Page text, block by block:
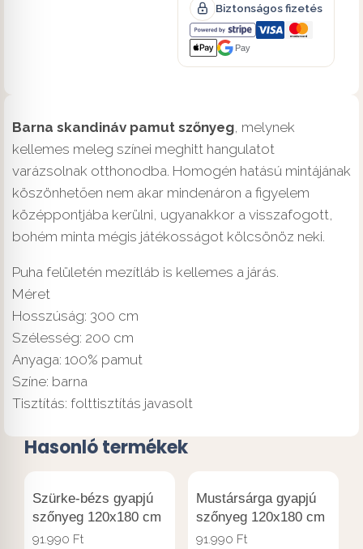
Biztonságos fizetés
Pay
Barna skandináv pamut szőnyeg, melynek
kellemes meleg színei meghitt hangulatot
varázsolnak otthonodba. Homogén hatású mintájának
köszönhetően nem akar mindenáron a figyelem
középpontjába kerülni, ugyanakkor a visszafogott,
bohém minta mégis játékosságot kölcsönöz neki.
Puha felületén mezítláb is kellemes a járás.
Méret
Hosszúság: 300 cm
Szélesség: 200 cm
Anyaga: 100% pamut
Színe: barna
Tisztítás: folttisztítás javasolt
Hasonló termékek
Szürke-bézs gyapjú
szőnyeg 120x180 cm
91.990 Ft
Mustársárga gyapjú
szőnyeg 120x180 cm
91.990 Ft